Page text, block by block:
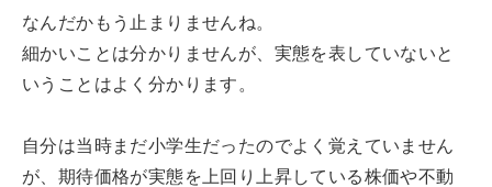
なんだかもう止まりませんね。
細かいことは分かりませんが、実態を表していないと
いうことはよく分かります。
自分は当時まだ小学生だったのでよく覚えていません
が、期待価格が実態を上回り上昇している株価や不動